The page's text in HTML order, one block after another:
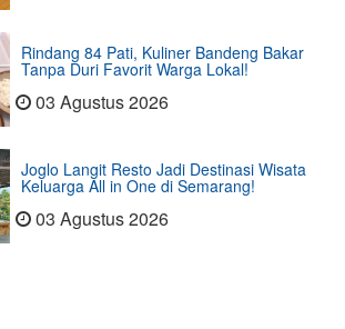
Rindang 84 Pati, Kuliner Bandeng Bakar
Tanpa Duri Favorit Warga Lokal!
03 Agustus 2026
Joglo Langit Resto Jadi Destinasi Wisata
Keluarga All in One di Semarang!
03 Agustus 2026